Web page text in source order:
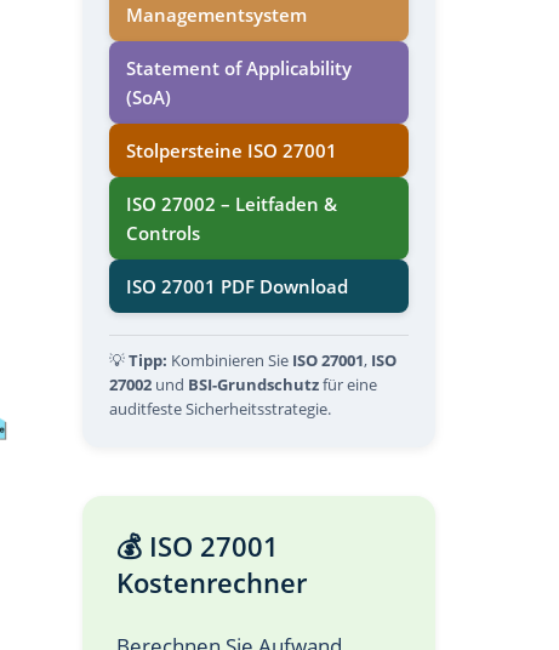
Managementsystem
Statement of Applicability
(SoA)
Stolpersteine ISO 27001
ISO 27002 – Leitfaden &
Controls
ISO 27001 PDF Download
💡Tipp: Kombinieren Sie ISO 27001, ISO
27002 und BSI-Grundschutzfür eine
auditfeste Sicherheitsstrategie.
💰 ISO 27001
Kostenrechner